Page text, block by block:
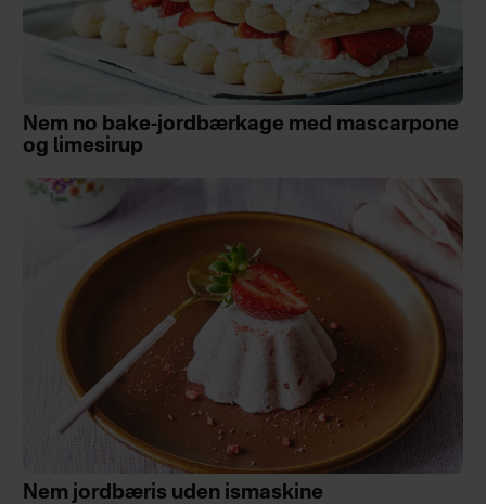
Nem no bake-jordbærkage med mascarpone
og limesirup
Nem jordbæris uden ismaskine